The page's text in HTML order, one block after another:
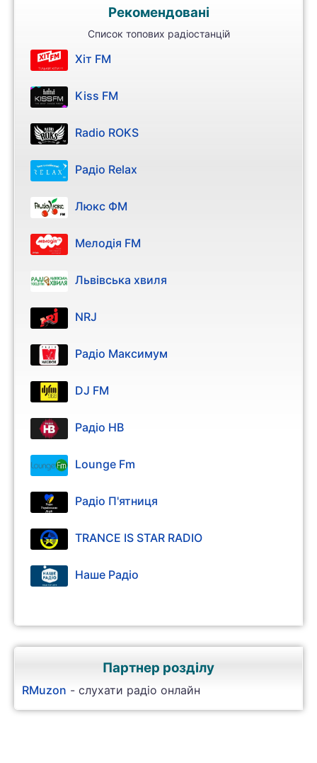
Рекомендовані
Список топових радіостанцій
Хіт FM
Kiss FM
Radio ROKS
Радіо Relax
Люкс ФМ
Мелодія FM
Львівська хвиля
NRJ
Радіо Максимум
DJ FM
Радіо НВ
Lounge Fm
Радіо П'ятниця
TRANCE IS STAR RADIO
Наше Радіо
Партнер розділу
RMuzon - слухати радіо онлайн